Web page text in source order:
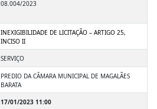
08.004/2023
INEXIGIBILIDADE DE LICITAÇÃO – ARTIGO 25,
INCISO II
SERVIÇO
PREDIO DA CÂMARA MUNICIPAL DE MAGALÃES
BARATA
17/01/2023 11:00